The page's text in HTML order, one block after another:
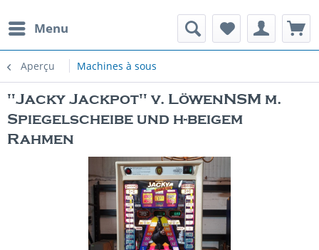
Menu
Aperçu Machines à sous
"Jacky Jackpot" v. LöwenNSM m.
Spiegelscheibe und h-beigem
Rahmen